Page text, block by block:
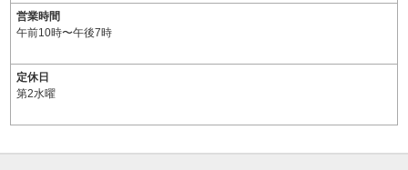
営業時間
午前10時〜午後7時
定休日
第2水曜